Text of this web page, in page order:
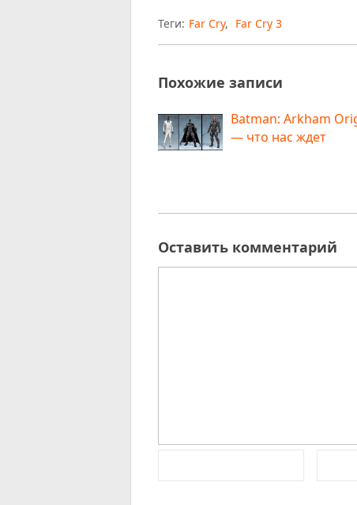
Теги: Far Cry, Far Cry 3
Похожие записи
Batman: Arkham
— что нас ждет
Оставить комментарий